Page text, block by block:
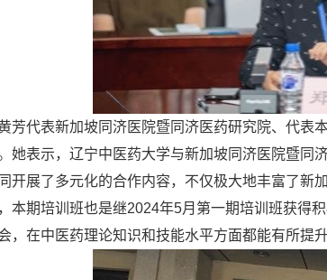
芳代表新加坡同济医院暨同济医药研究院、代表
她表示，辽宁中医药大学与新加坡同济医院暨同
开展了多元化的合作内容，不仅极大地丰富了新
本期培训班也是继2024年5月第一期培训班获得
，在中医药理论知识和技能水平方面都能有所提升